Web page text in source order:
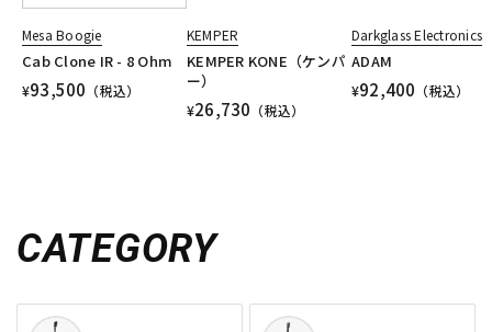
Mesa Boogie
Cab Clone IR - 8 Ohm
¥93,500 （税込）
KEMPER
KEMPER KONE（ケンパ
ー）
¥26,730 （税込）
Darkglass Electronics
ADAM
¥92,400 （税込）
CATEGORY